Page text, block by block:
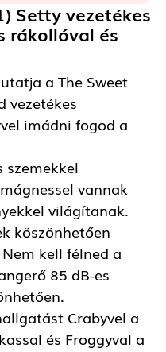
Setty vezetékes
rákollóval és
a The Sweet
vezetékes
imádni fogod a
szemekkel
vannak
világítanak.
köszönhetően
kell félned a
85 dB-es
Crabyvel a
és Froggyval a